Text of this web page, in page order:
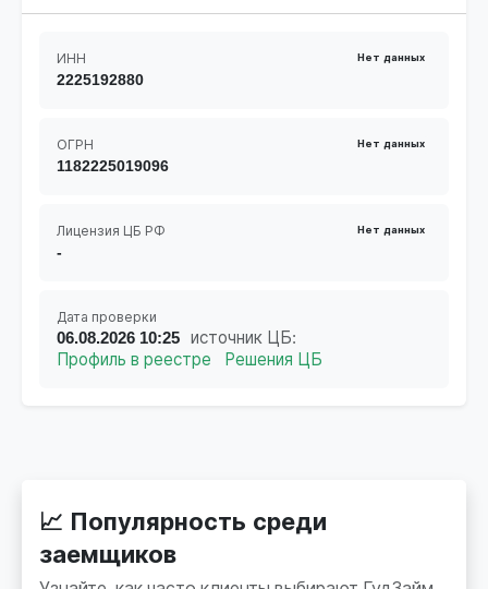
ИНН Нет данных
2225192880
ОГРН Нет данных
1182225019096
Лицензия ЦБ РФ Нет данных
-
Дата проверки
06.08.2026 10:25 источник ЦБ:
Профиль в реестре
Решения ЦБ
📈 Популярность среди
заемщиков